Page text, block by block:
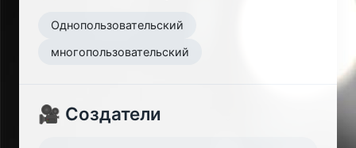
Однопользовательский
многопользовательский
🎥 Создатели